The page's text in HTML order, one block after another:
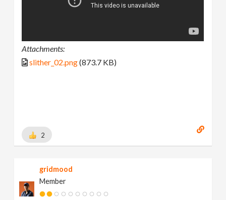
Attachments:
slither_02.png(873.7 KB)
2
gridmood
Member